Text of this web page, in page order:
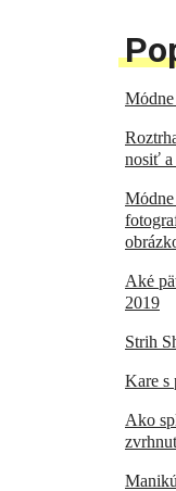
nosiť
Aké
2019
Strih
Kare s
Ako